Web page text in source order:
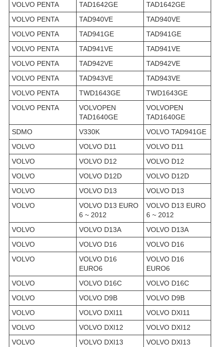
VOLVO PENTA
TAD1642GE
TAD1642GE
VOLVO PENTA
TAD940VE
TAD940VE
VOLVO PENTA
TAD941GE
TAD941GE
VOLVO PENTA
TAD941VE
TAD941VE
VOLVO PENTA
TAD942VE
TAD942VE
VOLVO PENTA
TAD943VE
TAD943VE
VOLVO PENTA
TWD1643GE
TWD1643GE
VOLVO PENTA
VOLVOPEN
TAD1640GE
VOLVOPEN
TAD1640GE
SDMO
V330K
VOLVO TAD941GE
VOLVO
VOLVO D11
VOLVO D11
VOLVO
VOLVO D12
VOLVO D12
VOLVO
VOLVO D12D
VOLVO D12D
VOLVO
VOLVO D13
VOLVO D13
VOLVO
VOLVO D13 EURO
6 ~ 2012
VOLVO D13 EURO
6 ~ 2012
VOLVO
VOLVO D13A
VOLVO D13A
VOLVO
VOLVO D16
VOLVO D16
VOLVO
VOLVO D16
EURO6
VOLVO D16
EURO6
VOLVO
VOLVO D16C
VOLVO D16C
VOLVO
VOLVO D9B
VOLVO D9B
VOLVO
VOLVO DXI11
VOLVO DXI11
VOLVO
VOLVO DXI12
VOLVO DXI12
VOLVO
VOLVO DXI13
VOLVO DXI13